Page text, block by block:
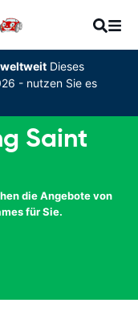
Dieses
- nutzen Sie es
Saint
die Angebote von
für Sie.